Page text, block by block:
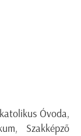
Óvoda,
Szakképző